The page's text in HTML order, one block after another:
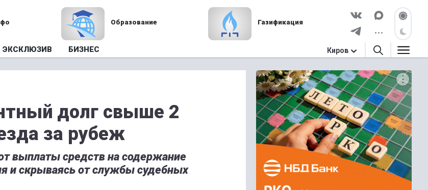
Образование Газификация
ЭКСКЛЮЗИВ БИЗНЕС Киров
долг свыше 2
за рубеж
выплаты средств на содержание
и скрываясь от службы судебных